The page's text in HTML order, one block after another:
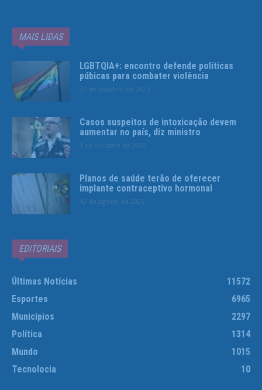
MAIS LIDAS
LGBTQIA+: encontro defende políticas
púbicas para combater violência
22 de outubro de 2025
Casos suspeitos de intoxicação devem
aumentar no país, diz ministro
1 de outubro de 2025
Planos de saúde terão de oferecer
implante contraceptivo hormonal
13 de agosto de 2025
EDITORIAIS
Últimas Notícias
11572
Esportes
6965
Municípios
2297
Política
1314
Mundo
1015
Tecnolocia
10